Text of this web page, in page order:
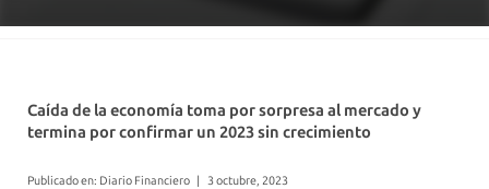
Caída de la economía toma por sorpresa al mercado y
termina por confirmar un 2023 sin crecimiento
Publicado en: Diario Financiero | 3 octubre, 2023